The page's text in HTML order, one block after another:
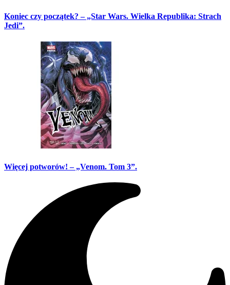
Koniec czy początek? – „Star Wars. Wielka Republika: Strach
Jedi”.
Więcej potworów! – „Venom. Tom 3”.